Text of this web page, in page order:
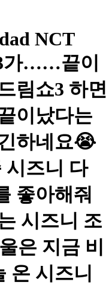
NCT
가……끝이
림쇼3 하면
이났다는
하네요😭
시즈니 다
좋아해줘
시즈니 조
은 지금 비
온 시즈니